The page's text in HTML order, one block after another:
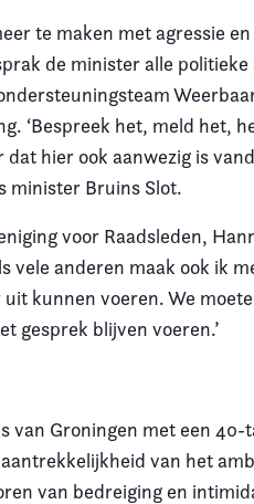
te maken met agressie
de minister alle
‘Bespreek het, meld het,
hier ook aanwezig is
minister Bruins Slot.
voor Raadsleden,
anderen maak ook ik
kunnen voeren. We
gesprek blijven voeren.’
van Groningen met een 40-
van het
van bedreiging en